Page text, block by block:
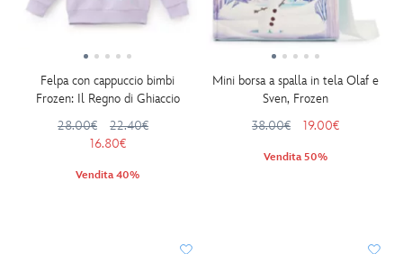
Felpa con cappuccio bimbi
Frozen: Il Regno di Ghiaccio
28.00€
22.40€
16.80€
Vendita 40%
Mini borsa a spalla in tela Olaf e
Sven, Frozen
38.00€
19.00€
Vendita 50%